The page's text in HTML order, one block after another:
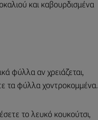
και καβουρδισμένα
φύλλα αν χρειάζεται,
τα φύλλα χοντροκομμένα.
το λευκό κουκούτσι,